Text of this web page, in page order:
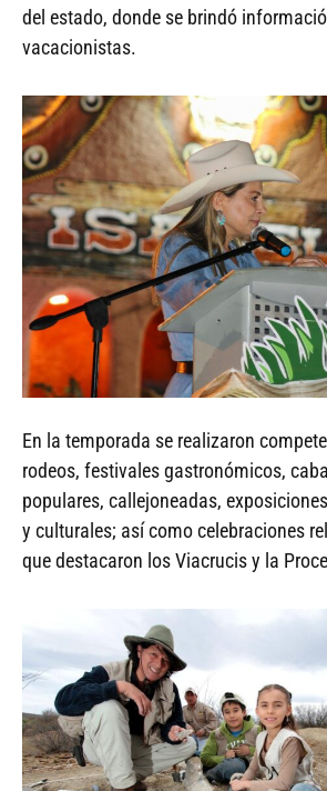
del estado, donde se brindó
vacacionistas.
En la temporada se realizaron
rodeos, festivales gastronómicos,
populares, callejoneadas,
y culturales; así como celebraciones
que destacaron los Viacrucis y la